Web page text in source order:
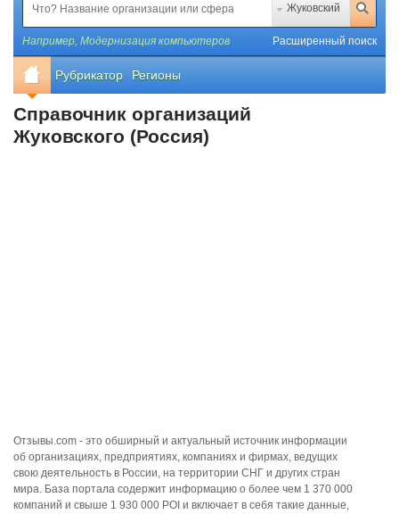
Жуковский
Например, Модернизация компьютеров Расширенный поиск
Рубрикатор Регионы
Справочник организаций
Жуковского (Россия)
Отзывы.com - это обширный и актуальный источник информации
об организациях, предприятиях, компаниях и фирмах, ведущих
свою деятельность в России, на территории СНГ и других стран
мира. База портала содержит информацию о более чем 1 370 000
компаний и свыше 1 930 000 POI и включает в себя такие данные,